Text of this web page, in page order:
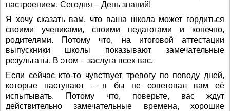
настроением. Сегодня – День знаний!
Я хочу сказать вам, что ваша школа может гордиться
своими учениками, своими педагогами и конечно,
родителями. Потому что, на итоговой аттестации
выпускники школы показывают замечательные
результаты. В этом – заслуга всех вас.
Если сейчас кто-то чувствует тревогу по поводу дней,
которые наступают – я бы не советовал вам её
испытывать. Потому что, поверьте, вас ждут
действительно замечательные времена, хорошие